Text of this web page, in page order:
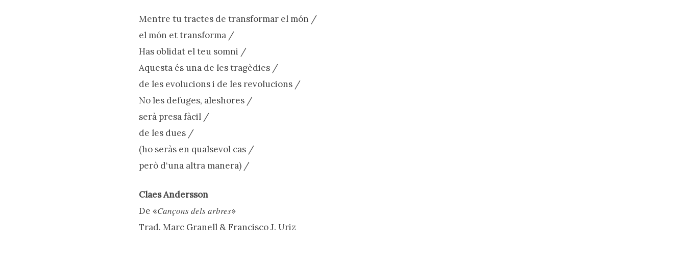
Mentre tu tractes de transformar el món /
el món et transforma /
Has oblidat el teu somni /
Aquesta és una de les tragèdies /
de les evolucions i de les revolucions /
No les defuges, aleshores /
serà presa fàcil /
de les dues /
(ho seràs en qualsevol cas /
però d‘una altra manera) /
Claes Andersson
De «Cançons dels arbres»
Trad. Marc Granell & Francisco J. Uriz